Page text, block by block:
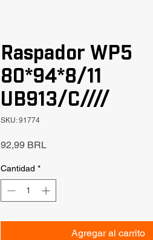
Raspador WP5
80*94*8/11
UB913/C////
SKU: 91774
92,99 BRLPrecio
Cantidad *
Agregar al carrito